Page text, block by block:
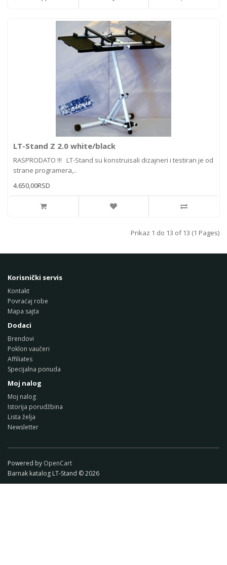
LT-Stand Z 2.0 white/black
RASPRODATO !!! LT-Stand su konstruisali dizajneri i testiran je od
strane programera,..
4.650,00RSD
Prikaz 1 do 13 of 13 (1 Pages)
Korisnički servis
Kontakt
Povraćaj robe
Mapa sajta
Dodaci
Brendovi
Poklon vaučeri
Affiliates
Specijalna ponuda
Moj nalog
Moj nalog
Istorija porudžbina
Lista želja
Newsletter
Powered by OpenCart
Barnak katalog LT-Stand © 2026